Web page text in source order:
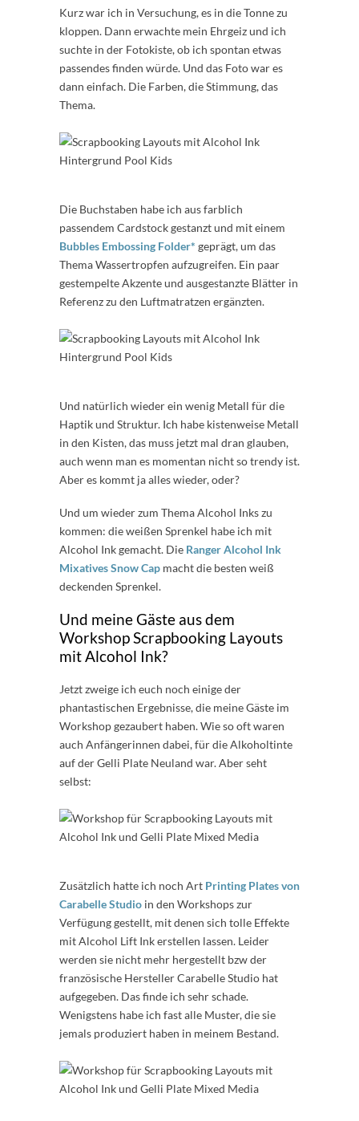
Kurz war ich in Versuchung, es in die Tonne zu
kloppen. Dann erwachte mein Ehrgeiz und ich
suchte in der Fotokiste, ob ich spontan etwas
passendes finden würde. Und das Foto war es
dann einfach. Die Farben, die Stimmung, das
Thema.
Die Buchstaben habe ich aus farblich
passendem Cardstock gestanzt und mit einem
Bubbles Embossing Folder* geprägt, um das
Thema Wassertropfen aufzugreifen. Ein paar
gestempelte Akzente und ausgestanzte Blätter in
Referenz zu den Luftmatratzen ergänzten.
Und natürlich wieder ein wenig Metall für die
Haptik und Struktur. Ich habe kistenweise Metall
in den Kisten, das muss jetzt mal dran glauben,
auch wenn man es momentan nicht so trendy ist.
Aber es kommt ja alles wieder, oder?
Und um wieder zum Thema Alcohol Inks zu
kommen: die weißen Sprenkel habe ich mit
Alcohol Ink gemacht. Die Ranger Alcohol Ink
Mixatives Snow Cap macht die besten weiß
deckenden Sprenkel.
Und meine Gäste aus dem
Workshop Scrapbooking Layouts
mit Alcohol Ink?
Jetzt zweige ich euch noch einige der
phantastischen Ergebnisse, die meine Gäste im
Workshop gezaubert haben. Wie so oft waren
auch Anfängerinnen dabei, für die Alkoholtinte
auf der Gelli Plate Neuland war. Aber seht
selbst:
Zusätzlich hatte ich noch Art Printing Plates von
Carabelle Studio in den Workshops zur
Verfügung gestellt, mit denen sich tolle Effekte
mit Alcohol Lift Ink erstellen lassen. Leider
werden sie nicht mehr hergestellt bzw der
französische Hersteller Carabelle Studio hat
aufgegeben. Das finde ich sehr schade.
Wenigstens habe ich fast alle Muster, die sie
jemals produziert haben in meinem Bestand.